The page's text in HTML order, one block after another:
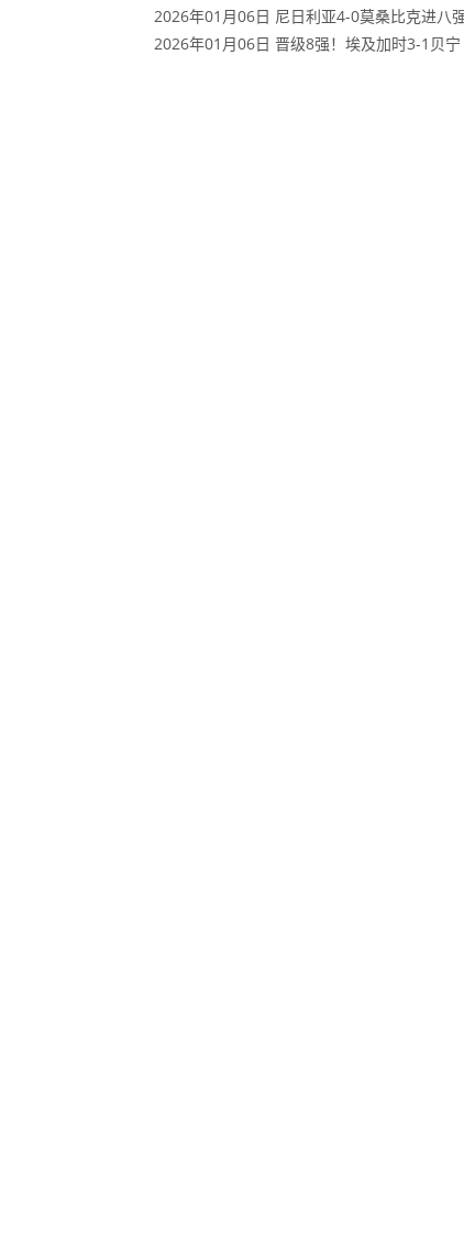
2026年01月06日 尼日利亚4-0莫桑比克进八
2026年01月06日 晋级8强！埃及加时3-1贝